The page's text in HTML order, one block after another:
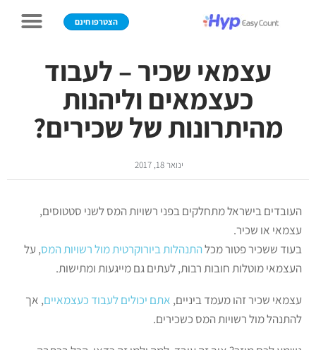
הצטרפו חינם
עצמאי שכיר – לעבוד
כעצמאים וליהנות
מהיתרונות של שכירים?
ינואר 18, 2017
העובדים בישראל מתחלקים בפני רשויות המס לשני סטטוסים,
עצמאי או שכיר.
בעוד ששכיר פטור מכלהתנהלות ביורוקרטית מול רשויות המס, על
העצמאי מוטלות חובות רבות, לעתים גם מייגעות ומתישות.
עצמאי שכיר זהו מעמד ביניים, אתם יכולים לעבוד כעצמאיים, אך
להתנהל מול רשויות המס כשכירים.